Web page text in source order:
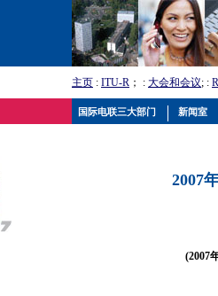
主页 : ITU-R ； : 大会和会议; :
2007
(2007
国际电联三大部门 新闻室